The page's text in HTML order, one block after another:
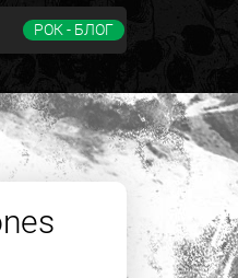
РОК - БЛОГ